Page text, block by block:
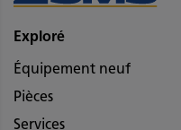
Exploré
Équipement neuf
Pièces
Services